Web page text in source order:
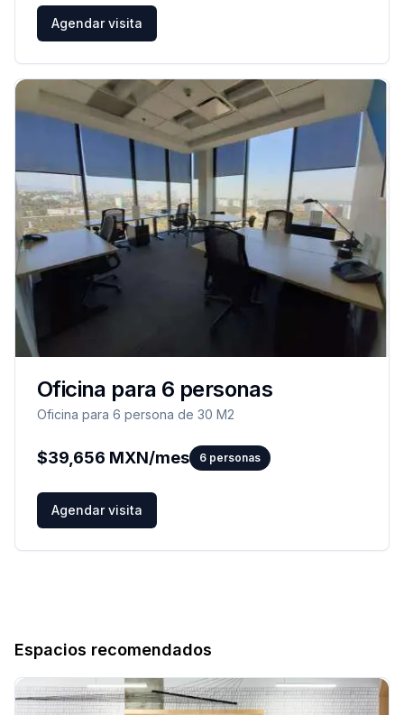
Agendar visita
Oficina para 6 personas
Oficina para 6 persona de 30 M2
$39,656 MXN/mes 6 personas
Agendar visita
Espacios recomendados